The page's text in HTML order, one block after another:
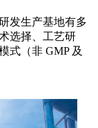
发生产基地有多
选择、工艺研
式（非 GMP 及